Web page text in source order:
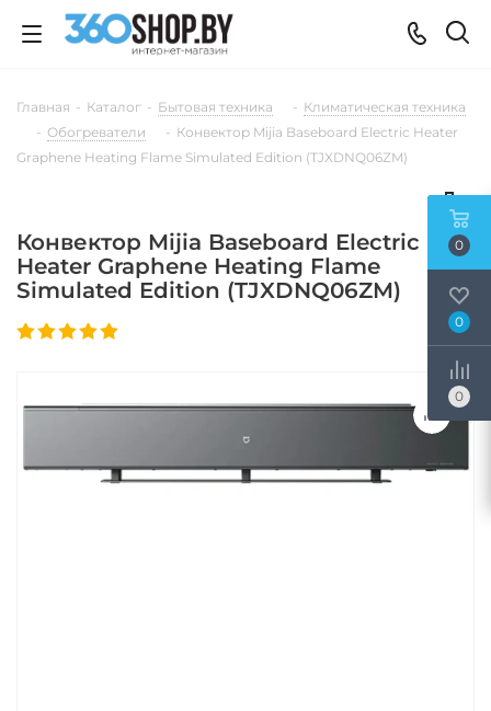
Главная - Каталог - Бытовая техника - Климатическая техника
- Обогреватели - Конвектор Mijia Baseboard Electric Heater
Graphene Heating Flame Simulated Edition (TJXDNQ06ZM)
Конвектор Mijia Baseboard Electric
Heater Graphene Heating Flame
Simulated Edition (TJXDNQ06ZM)
0
0
0